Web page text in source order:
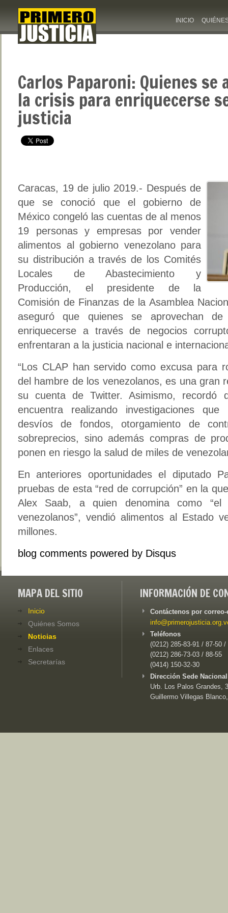
INICIO
Carlos Paparoni: Quienes se
la crisis para enriquecerse
justicia
Caracas, 19 de julio 2019.- Después de
que se conoció que el gobierno de
México congeló las cuentas de al menos
19 personas y empresas por vender
alimentos al gobierno venezolano para
su distribución a través de los Comités
Locales de Abastecimiento y
Producción, el presidente de la
Comisión de Finanzas de la Asamblea
aseguró que quienes se aprovechan
enriquecerse a través de negocios
enfrentaran a la justicia nacional e
“Los CLAP han servido como excusa para
del hambre de los venezolanos, es una gran
su cuenta de Twitter. Asimismo,
encuentra realizando investigaciones
desvíos de fondos, otorgamiento de
sobreprecios, sino además compras de
ponen en riesgo la salud de miles de
En anteriores oportunidades el diputado
pruebas de esta “red de corrupción” en la
Alex Saab, a quien denomina como
venezolanos”, vendió alimentos al Estado
millones.
blog comments powered by Disqus
MAPA DEL SITIO
Inicio
Quiénes Somos
Noticias
Enlaces
Secretarías
INFORMACIÓN DE
Contáctenos por
Teléfonos
(0212) 285-83-91 / 87-50 /
(0212) 286-73-03 / 88-55
(0414) 150-32-30
Dirección Sede
Urb. Los Palos Grandes,
Guillermo Villegas